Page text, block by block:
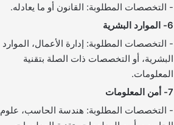
­- التخصصات المطلوبة: القانون أو ما يعادله.
6- الموارد البشرية
­- التخصصات المطلوبة: إدارة الأعمال، الموارد
البشرية، أو التخصصات ذات الصلة بتقنية
المعلومات.
7- أمن المعلومات
­- التخصصات المطلوبة: هندسة الحاسب، علوم